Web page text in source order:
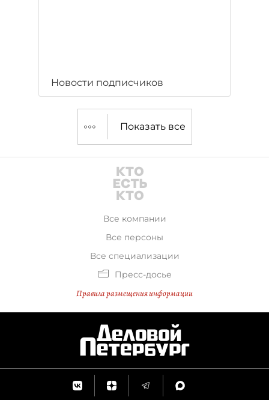
Новости подписчиков
Показать все
Все компании
Все персоны
Все специализации
Пресс-досье
Правила размещения информации